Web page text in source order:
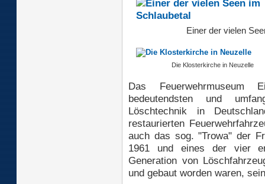
Einer der vielen
Die Klosterkirche in Neuzelle
Das
bedeutendsten und
Löschtechnik in
restaurierten
auch das sog. "Trowa" der
1961 und eines der vier
Generation von
und gebaut worden waren,